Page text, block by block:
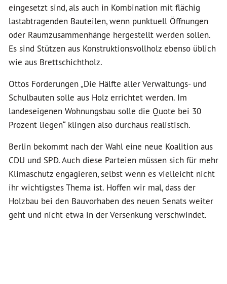
eingesetzt sind, als auch in Kombination mit flächig
lastabtragenden Bauteilen, wenn punktuell Öffnungen
oder Raumzusammenhänge hergestellt werden sollen.
Es sind Stützen aus Konstruktionsvollholz ebenso üblich
wie aus Brettschichtholz.
Ottos Forderungen„Die Hälfte aller Verwaltungs- und
Schulbauten solle aus Holz errichtet werden. Im
landeseigenen Wohnungsbau solle die Quote bei 30
Prozent liegen“ klingen also durchaus realistisch.
Berlin bekommt nach der Wahl eine neue Koalition aus
CDU und SPD. Auch diese Parteien müssen sich für mehr
Klimaschutz engagieren, selbst wenn es vielleicht nicht
ihr wichtigstes Thema ist. Hoffen wir mal, dass der
Holzbau bei den Bauvorhaben des neuen Senats weiter
geht und nicht etwa in der Versenkung verschwindet.